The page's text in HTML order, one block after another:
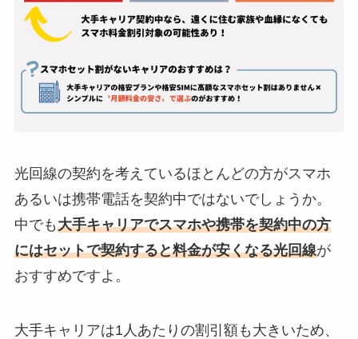
光回線の契約を考えているほとんどの方がスマホ
あるいは携帯電話を契約中ではないでしょうか。
中でも大手キャリアでスマホや携帯を契約中の方
にはセットで契約すると料金が安くなる光回線が
おすすめですよ。
大手キャリアは1人あたりの割引額も大きいため、